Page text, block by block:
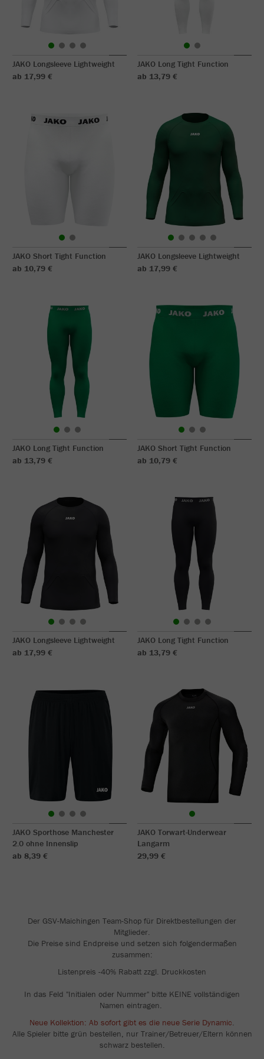
JAKO Longsleeve Lightweight
ab 17,99 €
JAKO Long Tight Function
ab 13,79 €
JAKO Short Tight Function
ab 10,79 €
JAKO Longsleeve Lightweight
ab 17,99 €
JAKO Long Tight Function
ab 13,79 €
JAKO Short Tight Function
ab 10,79 €
JAKO Longsleeve Lightweight
ab 17,99 €
JAKO Long Tight Function
ab 13,79 €
JAKO Sporthose Manchester
2.0 ohne Innenslip
ab 8,39 €
JAKO Torwart-Underwear
Langarm
29,99 €
Der GSV-Maichingen Team-Shop für Direktbestellungen der
Mitglieder.
Die Preise sind Endpreise und setzen sich folgendermaßen
zusammen:
Listenpreis -40% Rabatt zzgl. Druckkosten
In das Feld "Initialen oder Nummer" bitte KEINE vollständigen
Namen eintragen.
Neue Kollektion: Ab sofort gibt es die neue Serie Dynamic.
Alle Spieler bitte grün bestellen, nur Trainer/Betreuer/Eltern können
schwarz bestellen.